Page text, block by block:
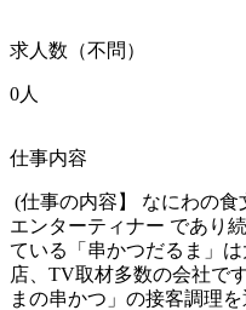
求人数（不問）
0人
仕事内容
エンターティナー であり
ている「串かつだるま」
店、TV取材多数の会社で
まの串かつ」の接客調理